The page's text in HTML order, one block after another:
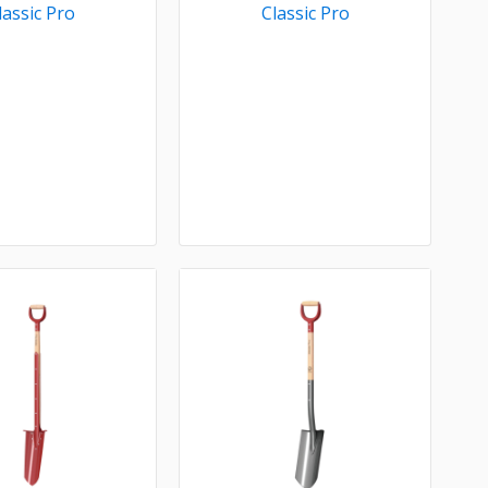
Pro Classic Pro